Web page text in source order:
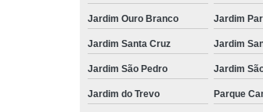
Jardim Ouro Branco Jardim
Jardim Santa Cruz Jardim
Jardim São Pedro Jardim
Jardim do Trevo Parque